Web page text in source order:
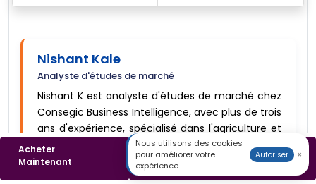
Nishant Kale
Analyste d'études de marché
Nishant K est analyste d'études de marché chez
Consegic Business Intelligence, avec plus de trois
ans d'expérience, spécialisé dans l'agriculture et
l'alimentation animale, l'emballage, ainsi que le
pétrole et le gaz. Il possède une solide expertise
dans l’analyse des tendances du marché,
Acheter
Maintenant
Télécharger un
Échantillon
Nous utilisons des cookies
pour améliorer votre
expérience.
Autoriser ×